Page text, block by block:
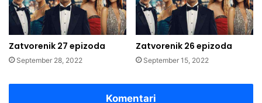
Zatvorenik 27 epizoda
September 28, 2022
Zatvorenik 26 epizoda
September 15, 2022
Komentari